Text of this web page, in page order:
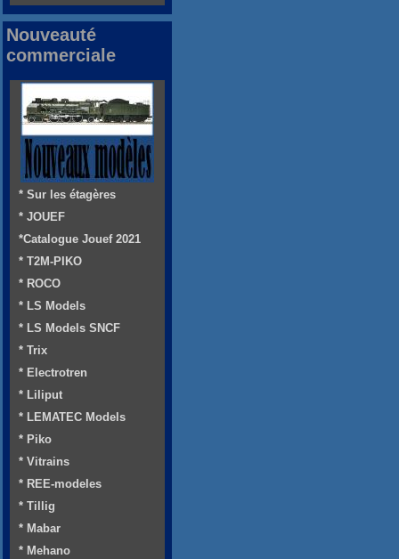
Nouveauté
commerciale
* Sur les étagères
* JOUEF
*Catalogue Jouef 2021
* T2M-PIKO
* ROCO
* LS Models
* LS Models SNCF
* Trix
* Electrotren
* Liliput
* LEMATEC Models
* Piko
* Vitrains
* REE-modeles
* Tillig
* Mabar
* Mehano